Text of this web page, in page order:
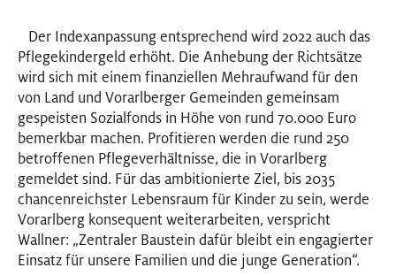
Der Indexanpassung entsprechend wird 2022 auch das
Pflegekindergeld erhöht. Die Anhebung der Richtsätze
wird sich mit einem finanziellen Mehraufwand für den
von Land und Vorarlberger Gemeinden gemeinsam
gespeisten Sozialfonds in Höhe von rund 70.000 Euro
bemerkbar machen. Profitieren werden die rund 250
betroffenen Pflegeverhältnisse, die in Vorarlberg
gemeldet sind. Für das ambitionierte Ziel, bis 2035
chancenreichster Lebensraum für Kinder zu sein, werde
Vorarlberg konsequent weiterarbeiten, verspricht
Wallner: „Zentraler Baustein dafür bleibt ein engagierter
Einsatz für unsere Familien und die junge Generation“.